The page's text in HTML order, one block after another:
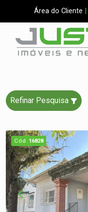
Área do Cliente
Refinar Pesquisa
Cód. 16828